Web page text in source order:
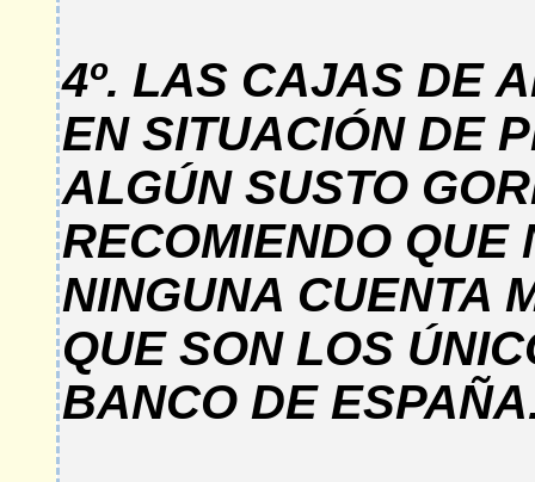
4º. LAS CAJAS DE
EN SITUACIÓN DE
ALGÚN SUSTO
RECOMIENDO QUE
NINGUNA CUENTA
QUE SON LOS
BANCO DE